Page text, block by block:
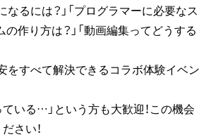
なるには？」「プログラマーに必要なス
の作り方は？」「動画編集ってどうする
をすべて解決できるコラボ体験イベン
ている…」という方も大歓迎！この機会
さい！